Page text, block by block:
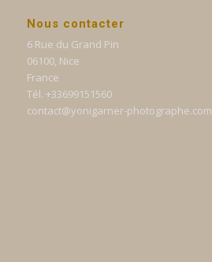
Nous contacter
6 Rue du Grand Pin
06100, Nice
France
Tél. +33699151560
contact@yonigarner-photographe.com